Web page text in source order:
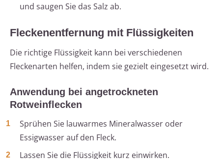
und saugen Sie das Salz ab.
Fleckenentfernung mit Flüssigkeiten
Die richtige Flüssigkeit kann bei verschiedenen
Fleckenarten helfen, indem sie gezielt eingesetzt wird.
Anwendung bei angetrockneten
Rotweinflecken
Sprühen Sie lauwarmes Mineralwasser oder
Essigwasser auf den Fleck.
Lassen Sie die Flüssigkeit kurz einwirken.